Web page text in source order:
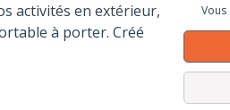
activités en extérieur,
à porter. Créé
Vous